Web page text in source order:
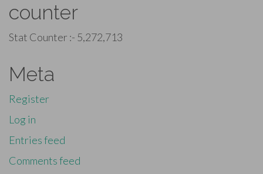
counter
Stat Counter :- 5,272,713
Meta
Register
Log in
Entries feed
Comments feed